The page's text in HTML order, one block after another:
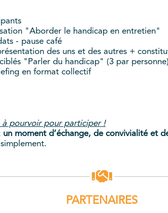
"Aborder le handicap en entretien"
- pause café
des uns et des autres +
"Parler du handicap" (3 par personne)
en format collectif
à pourvoir pour participer !
un moment d’échange, de convivialité et
PARTENAIRES